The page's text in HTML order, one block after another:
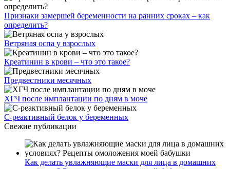
Признаки замершей беременности на ранних сроках – как
определить?
Ветряная оспа у взрослых
Креатинин в крови – что это такое?
Предвестники месячных
ХГЧ после имплантации по дням в моче
С-реактивный белок у беременных
Свежие публикации
Как делать увлажняющие маски для лица в домашних